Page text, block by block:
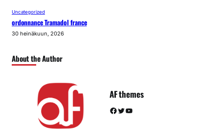
Uncategorized
ordonnance Tramadol france
30 heinäkuun, 2026
About the Author
AF themes
Facebook Twitter YouTube